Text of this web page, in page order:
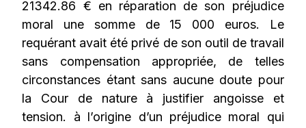
21342.86 € en réparation de son préjudice
moral une somme de 15 000 euros. Le
requérant avait été privé de son outil de travail
sans compensation appropriée, de telles
circonstances étant sans aucune doute pour
la Cour de nature à justifier angoisse et
tension. à l’origine d’un préjudice moral qui